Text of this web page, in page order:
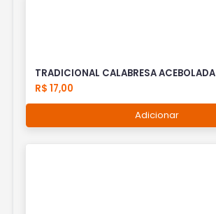
TRADICIONAL CALABRESA ACEBOLADA
R$ 17,00
Adicionar